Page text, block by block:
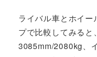
ライバル車とホイー
プで比較してみる
3085mm/2080kg、